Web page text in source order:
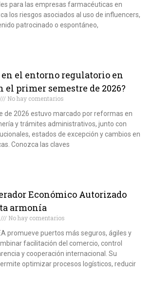
para las empresas farmacéuticas en
los riesgos asociados al uso de influencers,
patrocinado o espontáneo,
en el entorno regulatorio en
el primer semestre de 2026?
No hay comentarios
de 2026 estuvo marcado por reformas en
y trámites administrativos, junto con
estados de excepción y cambios en
Conozca las claves
Económico Autorizado
armonía
No hay comentarios
promueve puertos más seguros, ágiles y
facilitación del comercio, control
y cooperación internacional. Su
optimizar procesos logísticos, reducir